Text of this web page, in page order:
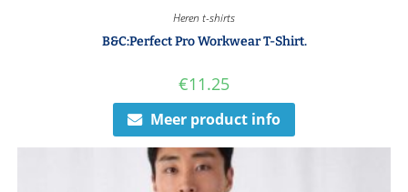
Heren t-shirts
B&C:Perfect Pro Workwear T-Shirt.
€11.25
Meer product info